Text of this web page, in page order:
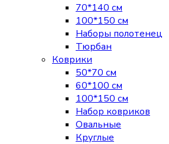
70*140 см
100*150 см
Наборы полотенец
Тюрбан
Коврики
50*70 см
60*100 см
100*150 см
Набор ковриков
Овальные
Круглые